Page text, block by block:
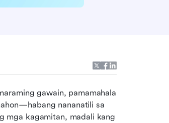
gawain, pamamahala
nananatili sa
mga kagamitan, madali kang